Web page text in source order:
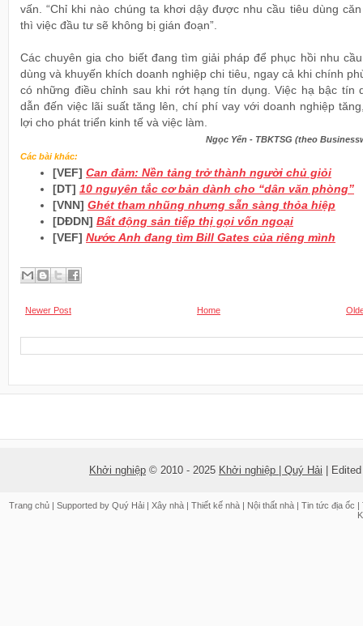
vấn. “Chỉ khi nào chúng ta khơi dậy được nhu cầu tiêu dùng
thì việc đầu tư sẽ không bị gián đoạn”.
Các chuyên gia cho biết đang tìm giải pháp để phục hồi nhu
dùng và khuyến khích doanh nghiệp chi tiêu, ngay cả khi chính
có những điều chỉnh sau khi rớt hạng tín dụng. Việc hạ bậc tín
dẫn đến việc lãi suất tăng lên, chí phí vay với doanh nghiệp
lợi cho phát triển kinh tế và việc làm.
Ngọc Yến - TBKTSG (theo
Các bài khác:
[VEF] Can đảm: Nền tảng trở thành người chủ giỏi
[DT] 10 nguyên tắc cơ bản dành cho “dân văn phòng”
[VNN] Ghét tham nhũng nhưng sẵn sàng thỏa hiệp
[DĐDN] Bất động sản tiếp thị gọi vốn ngoại
[VEF] Nước Anh đang tìm Bill Gates của riêng mình
Newer Post Home
Khởi nghiệp © 2010 - 2025 Khởi nghiệp | Quý Hải |
Trang chủ | Supported by Quý Hải | Xây nhà | Thiết kế nhà | Nội thất nhà | Tin tức địa ốc |